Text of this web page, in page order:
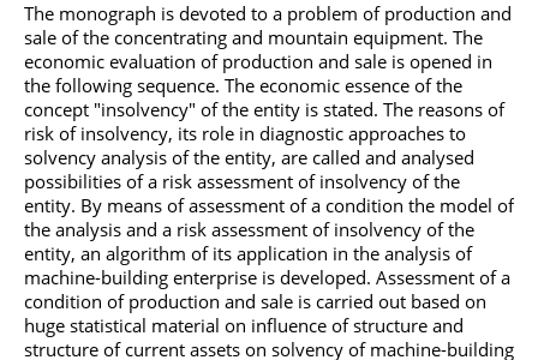
The monograph is devoted to a problem of production and
sale of the concentrating and mountain equipment. The
economic evaluation of production and sale is opened in
the following sequence. The economic essence of the
concept "insolvency" of the entity is stated. The reasons of
risk of insolvency, its role in diagnostic approaches to
solvency analysis of the entity, are called and analysed
possibilities of a risk assessment of insolvency of the
entity. By means of assessment of a condition the model of
the analysis and a risk assessment of insolvency of the
entity, an algorithm of its application in the analysis of
machine-building enterprise is developed. Assessment of a
condition of production and sale is carried out based on
huge statistical material on influence of structure and
structure of current assets on solvency of machine-building